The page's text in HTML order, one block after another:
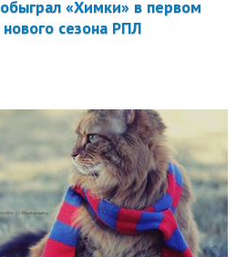
«Химки» в первом
сезона РПЛ